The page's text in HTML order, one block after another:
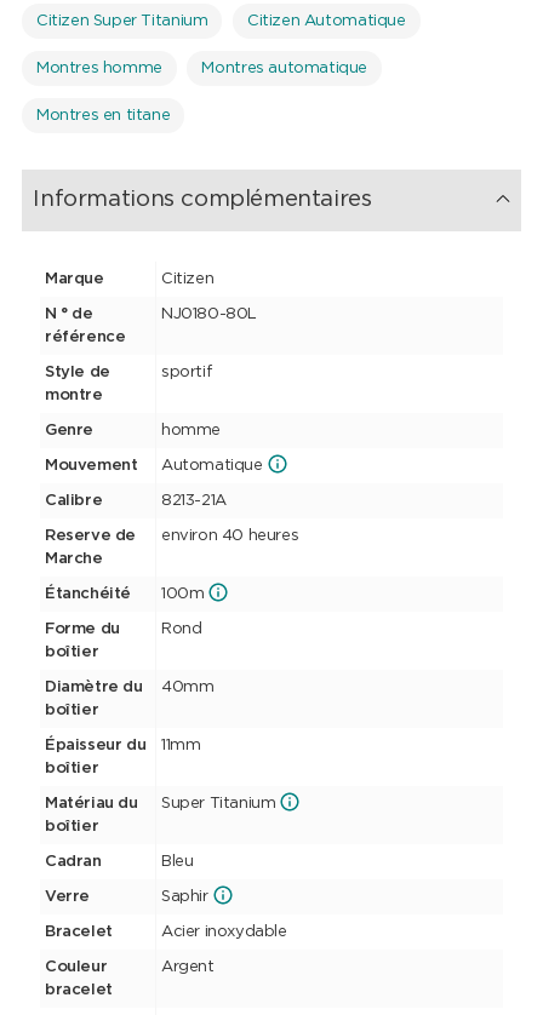
Citizen Super Titanium Citizen Automatique
Montres homme Montres automatique
Montres en titane
Informations complémentaires
Marque Citizen
N ° de
référence
NJ0180-80L
Style de
montre
sportif
Genre homme
Mouvement Automatique
Calibre 8213-21A
Reserve de
Marche
environ 40 heures
Étanchéité 100m
Forme du
boîtier
Rond
Diamètre du
boîtier
40mm
Épaisseur du
boîtier
11mm
Matériau du
boîtier
Super Titanium
Cadran Bleu
Verre Saphir
Bracelet Acier inoxydable
Couleur
bracelet
Argent